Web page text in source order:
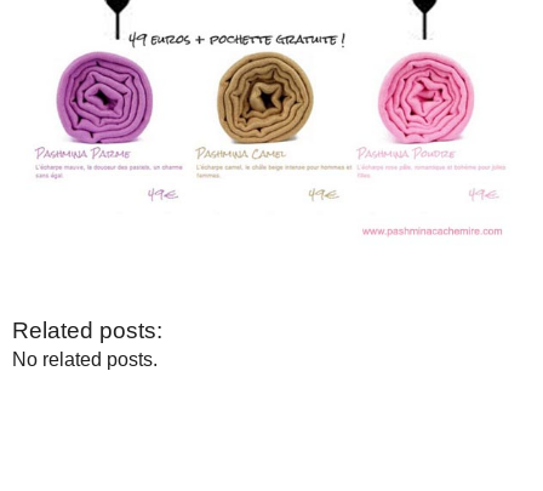
Related posts:
No related posts.